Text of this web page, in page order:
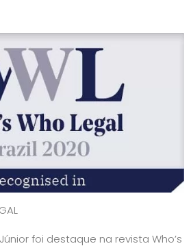
foi destaque na revista Who’s